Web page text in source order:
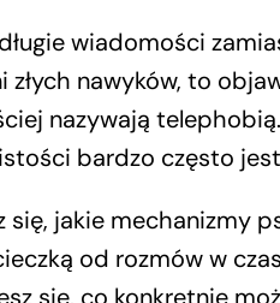
wiadomości
nawyków, to
nazywają
bardzo często
jakie mechanizmy
od rozmów w